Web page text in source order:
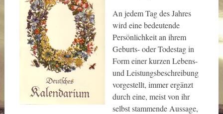
An jedem Tag des Jahres
wird eine bedeutende
Persönlichkeit an ihrem
Geburts- oder Todestag in
Form einer kurzen Lebens-
und Leistungsbeschreibung
vorgestellt, immer ergänzt
durch eine, meist von ihr
selbst stammende Aussage,